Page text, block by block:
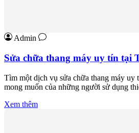
Admin
Sửa chữa thang máy uy tín tại
Tìm một dịch vụ sửa chữa thang máy uy
mong muốn của những người sử dụng
Xem thêm